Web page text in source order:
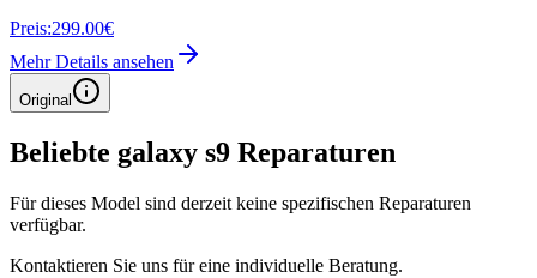
Preis:299.00€
Mehr Details ansehen
Original
Beliebte galaxy s9 Reparaturen
Für dieses Model sind derzeit keine spezifischen Reparaturen
verfügbar.
Kontaktieren Sie uns für eine individuelle Beratung.